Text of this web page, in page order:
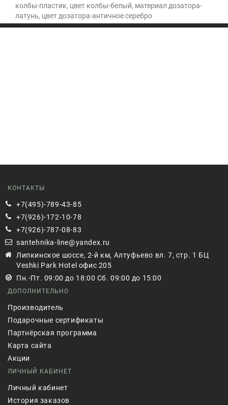
колбы-пластик, цвет колбы-белый, материал дозатора-
латунь, цвет дозатора-античное серебро
КОНТАКТЫ
+7(495)-789-43-85
+7(926)-172-10-78
+7(926)-787-08-83
santehnika-line@yandex.ru
Липкинское шоссе, 2-й км, Алтуфьево вл. 7, стр. 1 БЦ
Veshki Park Hotel офис 205
Пн.-Пт. 09:00 до 18:00 Сб. 09:00 до 15:00
ДОПОЛНИТЕЛЬНО
Производитель
Подарочные сертификаты
Партнёрская программа
Карта сайта
Акции
ЛИЧНЫЙ КАБИНЕТ
Личный кабинет
История заказов